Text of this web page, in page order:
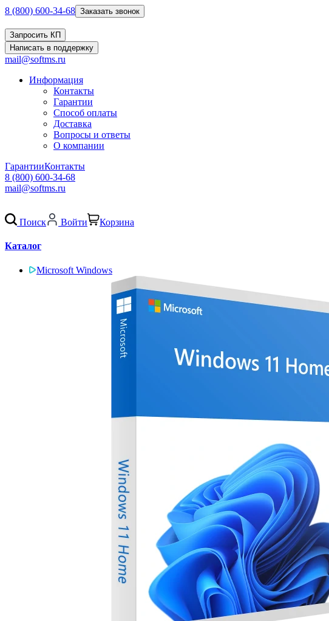
8 (800) 600-34-68 Заказать звонок
Запросить КП
Написать в поддержку
mail@softms.ru
Информация
Контакты
Гарантии
Способ оплаты
Доставка
Вопросы и ответы
О компании
ГарантииКонтакты
8 (800) 600-34-68
mail@softms.ru
Поиск Войти Корзина
Каталог
Microsoft Windows